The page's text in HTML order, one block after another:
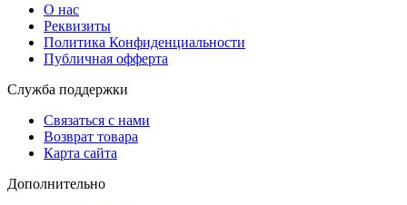
О нас
Реквизиты
Политика Конфиденциальности
Публичная офферта
Служба поддержки
Связаться с нами
Возврат товара
Карта сайта
Дополнительно